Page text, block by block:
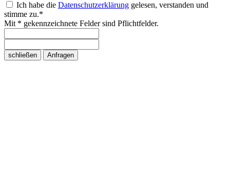
Ich habe die Datenschutzerklärung gelesen, verstanden und
stimme zu.*
Mit * gekennzeichnete Felder sind Pflichtfelder.
schließen Anfragen